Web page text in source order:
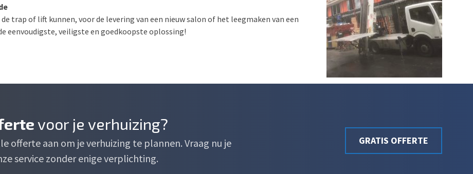
trap of lift kunnen, voor de levering van een nieuw salon of het leegmaken van een
eenvoudigste, veiligste en goedkoopste oplossing!
voor je verhuizing?
offerte aan om je verhuizing te plannen. Vraag nu je
service zonder enige verplichting.
GRATIS OFFERTE